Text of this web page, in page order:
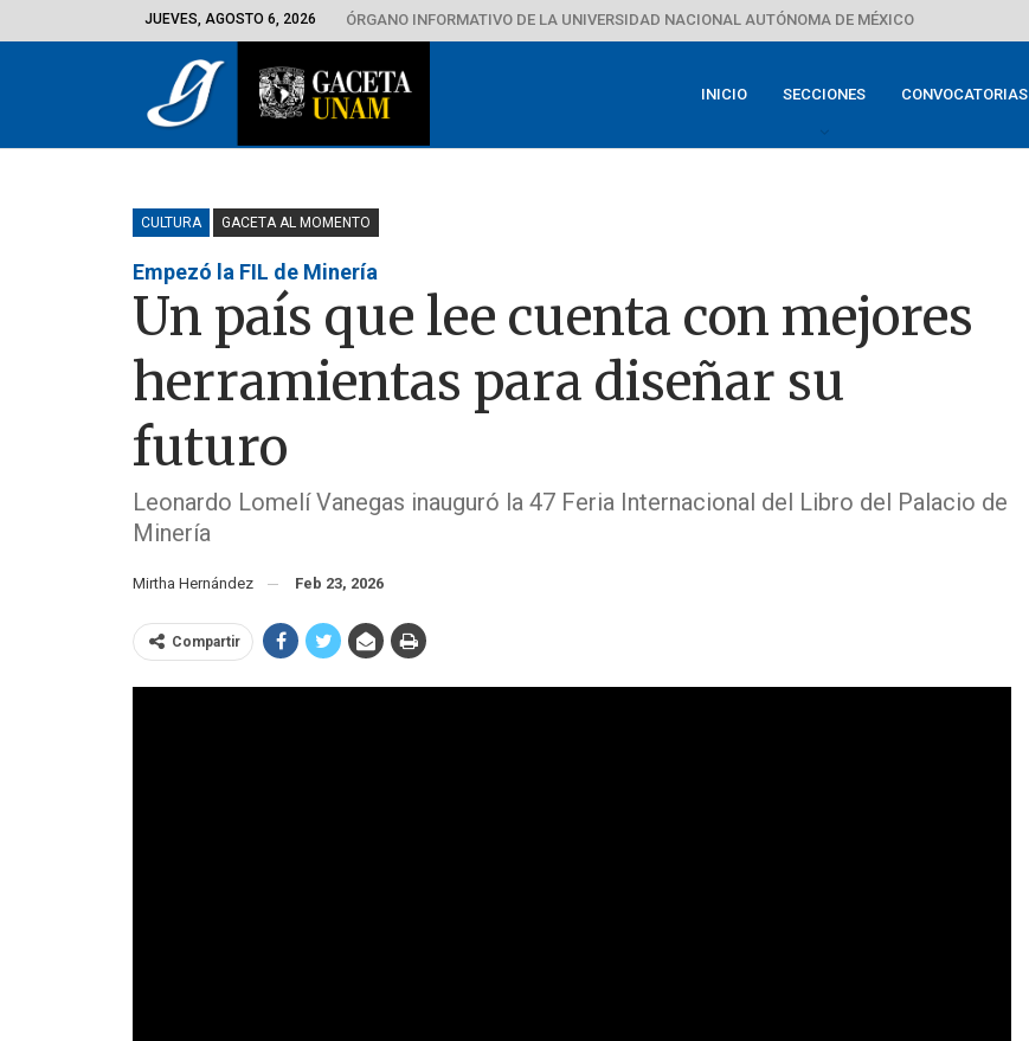
JUEVES, AGOSTO 6, 2026 ÓRGANO INFORMATIVO DE LA UNIVERSIDAD NACIONAL AUTÓNOMA DE MÉXICO
INICIO SECCIONES CONVOCATORIAS
CULTURA GACETA AL MOMENTO
Empezó la FIL de Minería
Un país que lee cuenta con mejores
herramientas para diseñar su
futuro
Leonardo Lomelí Vanegas inauguró la 47 Feria Internacional del Libro del Palacio de
Minería
Mirtha Hernández Feb 23, 2026
Compartir